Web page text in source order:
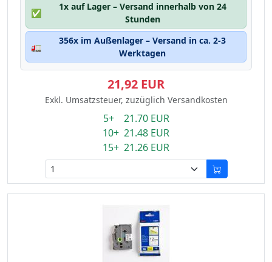
✅
1x auf Lager – Versand innerhalb von 24
Stunden
🚛
356x im Außenlager – Versand in ca. 2-3
Werktagen
21,92 EUR
Exkl. Umsatzsteuer, zuzüglich Versandkosten
5+ 21.70 EUR
10+ 21.48 EUR
15+ 21.26 EUR